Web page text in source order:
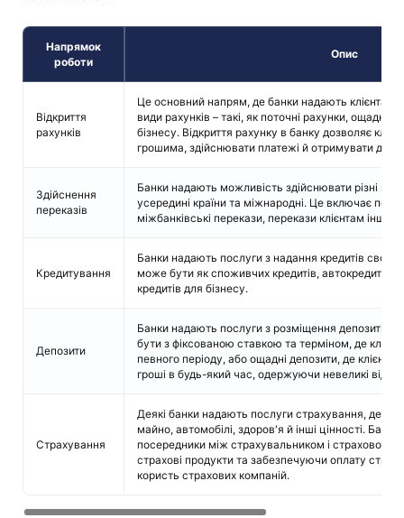
Напрямок
роботи
Опис
Відкриття
рахунків
Це основний напрям, де банки надають клієнтам
види рахунків – такі, як поточні рахунки, ощадні
бізнесу. Відкриття рахунку в банку дозволяє
грошима, здійснювати платежі й отримувати
Здійснення
переказів
Банки надають можливість здійснювати різні
усередині країни та міжнародні. Це включає
міжбанківські перекази, перекази клієнтам інших
Кредитування
Банки надають послуги з надання кредитів своїм
може бути як споживчих кредитів, автокредитів,
кредитів для бізнесу.
Депозити
Банки надають послуги з розміщення депозитів
бути з фіксованою ставкою та терміном, де
певного періоду, або ощадні депозити, де
гроші в будь-який час, одержуючи невеликі
Страхування
Деякі банки надають послуги страхування, де
майно, автомобілі, здоров'я й інші цінності.
посередники між страхувальником і страховою
страхові продукти та забезпечуючи оплату
користь страхових компаній.